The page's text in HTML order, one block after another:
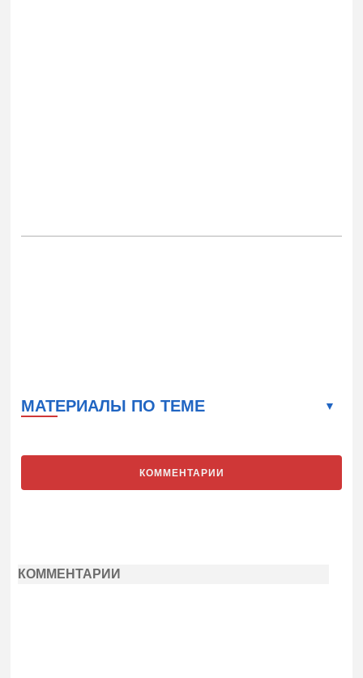
МАТЕРИАЛЫ ПО ТЕМЕ
КОММЕНТАРИИ
КОММЕНТАРИИ